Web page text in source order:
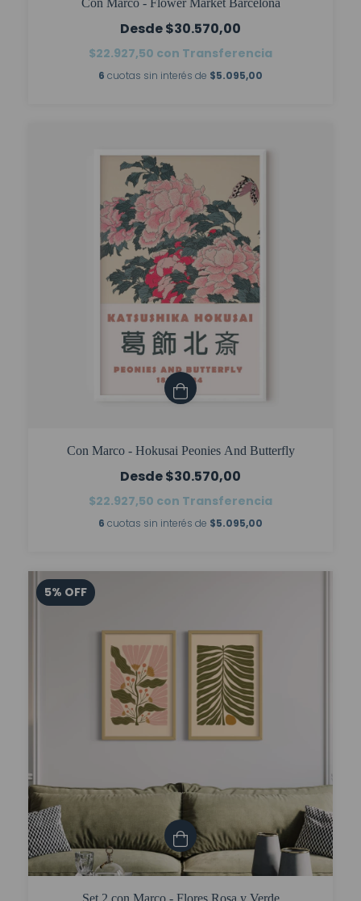
Con Marco - Flower Market Barcelona
$30.570,00
$22.927,50 con Transferencia
6 cuotas sin interés de $5.095,00
Con Marco - Hokusai Peonies And Butterfly
$30.570,00
$22.927,50 con Transferencia
6 cuotas sin interés de $5.095,00
5% OFF
Set 2 con Marco - Flores Rosa y Verde